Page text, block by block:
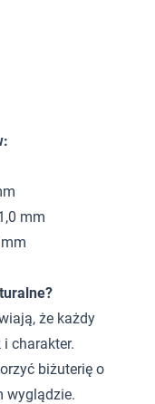
mm
że każdy
charakter.
biżuterię o
wyglądzie.